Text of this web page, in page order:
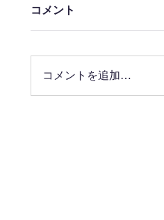
コメント
コメントを追加…